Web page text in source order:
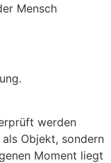
Mensch
werden
Objekt, sondern
Moment liegt